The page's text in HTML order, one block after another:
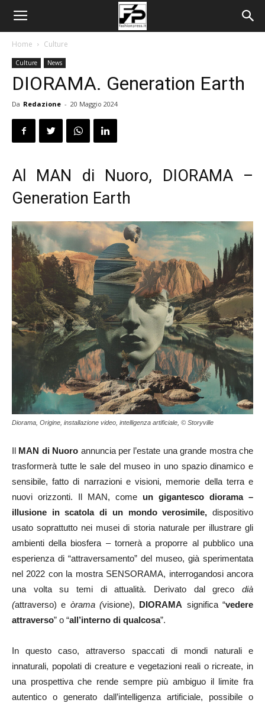
Home Culture
Culture News
DIORAMA. Generation Earth
Da Redazione - 20 Maggio 2024
Al MAN di Nuoro, DIORAMA –
Generation Earth
Diorama, Origine, installazione video, intelligenza artificiale, © Storyville
Il MAN di Nuoro annuncia per l’estate una grande mostra che
trasformerà tutte le sale del museo in uno spazio dinamico e
sensibile, fatto di narrazioni e visioni, memorie della terra e
nuovi orizzonti. Il MAN, come un gigantesco diorama –
illusione in scatola di un mondo verosimile,dispositivo
usato soprattutto nei musei di storia naturale per illustrare gli
ambienti della biosfera – tornerà a proporre al pubblico una
esperienza di “attraversamento” del museo, già sperimentata
nel 2022 con la mostra SENSORAMA, interrogandosi ancora
una volta su temi di attualità. Derivato dal greco dià
(attraverso) e òrama (visione), DIORAMA significa “vedere
attraverso” o “all’interno di qualcosa”.
In questo caso, attraverso spaccati di mondi naturali e
innaturali, popolati di creature e vegetazioni reali o ricreate, in
una prospettiva che rende sempre più ambiguo il limite fra
autentico o generato dall’intelligenza artificiale, possibile o